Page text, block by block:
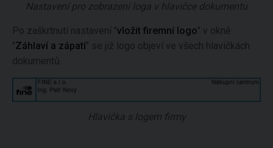
Nastavení pro zobrazení loga v hlavičce dokumentu
Po zaškrtnutí nastavení "vložit firemní logo" v okně
"Záhlaví a zápatí" se již logo objeví ve všech hlavičkách
dokumentů.
Hlavička s logem firmy